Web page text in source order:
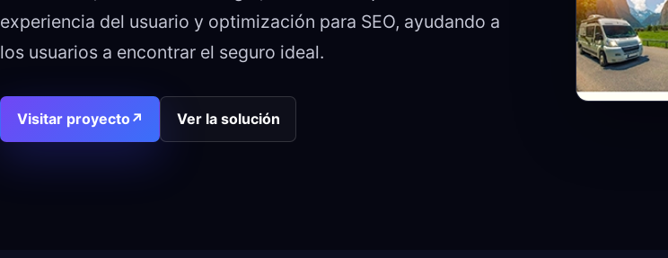
experiencia del usuario y optimización para SEO, ayudando a
los usuarios a encontrar el seguro ideal.
Visitar proyecto↗ Ver la solución